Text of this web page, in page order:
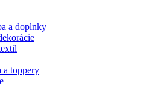
a doplnky
a toppery